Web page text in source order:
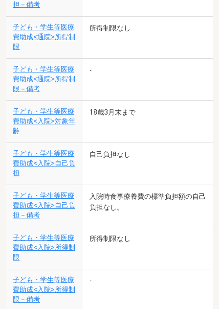
担－備考
子ども・学生等医療
費助成<通院>所得制
限
所得制限なし
子ども・学生等医療
費助成<通院>所得制
限－備考
-
子ども・学生等医療
費助成<入院>対象年
齢
18歳3月末まで
子ども・学生等医療
費助成<入院>自己負
担
自己負担なし
子ども・学生等医療
費助成<入院>自己負
担－備考
入院時食事療養費の標準負担額の自己
負担なし。
子ども・学生等医療
費助成<入院>所得制
限
所得制限なし
子ども・学生等医療
費助成<入院>所得制
限－備考
-